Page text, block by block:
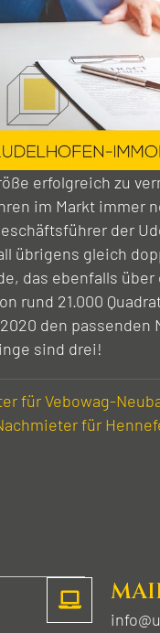
erfolgreich zu
im Markt immer
der
übrigens gleich
das ebenfalls über
rund 21.000
den passenden
sind drei!
für Vebowag-
für